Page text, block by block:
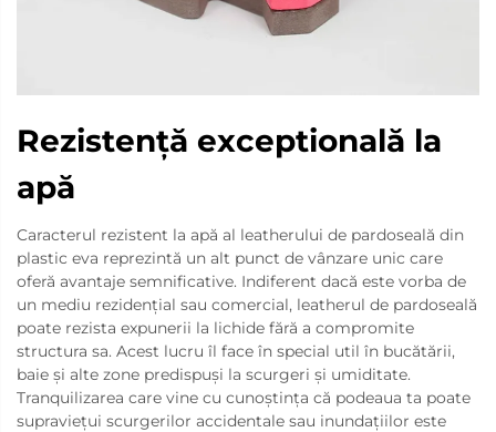
Rezistență exceptională la
apă
Caracterul rezistent la apă al leatherului de pardoseală din
plastic eva reprezintă un alt punct de vânzare unic care
oferă avantaje semnificative. Indiferent dacă este vorba de
un mediu rezidențial sau comercial, leatherul de pardoseală
poate rezista expunerii la lichide fără a compromite
structura sa. Acest lucru îl face în special util în bucătării,
baie și alte zone predispuși la scurgeri și umiditate.
Tranquilizarea care vine cu cunoștința că podeaua ta poate
supraviețui scurgerilor accidentale sau inundațiilor este